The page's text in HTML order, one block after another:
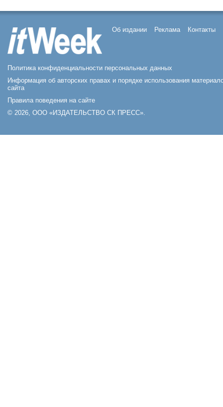
Об издании Реклама Контакты
Политика конфиденциальности персональных данных
Информация об авторских правах и порядке использования
сайта
Правила поведения на сайте
© 2026, ООО «ИЗДАТЕЛЬСТВО СК ПРЕСС».